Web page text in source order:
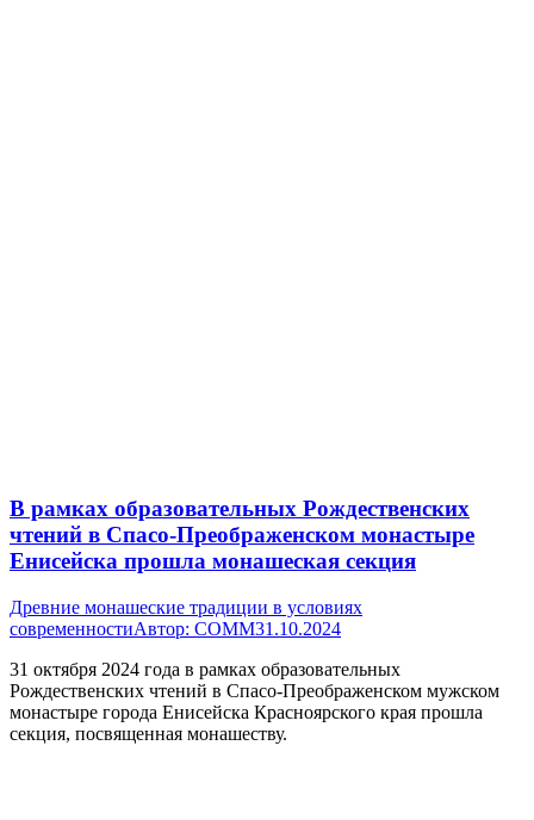
В рамках образовательных Рождественских
чтений в Спасо-Преображенском монастыре
Енисейска прошла монашеская секция
Древние монашеские традиции в условиях
современностиАвтор: СОММ31.10.2024
31 октября 2024 года в рамках образовательных
Рождественских чтений в Спасо-Преображенском мужском
монастыре города Енисейска Красноярского края прошла
секция, посвященная монашеству.